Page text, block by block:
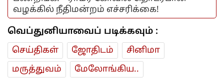
வழக்கில் நீதிமன்றம் எச்சரிக்கை!
வெப்துனியாவைப் படிக்கவும் :
செய்திகள் ஜோ‌திட‌ம்
சினிமா
மரு‌த்துவ‌ம்
மேலோங்கிய..